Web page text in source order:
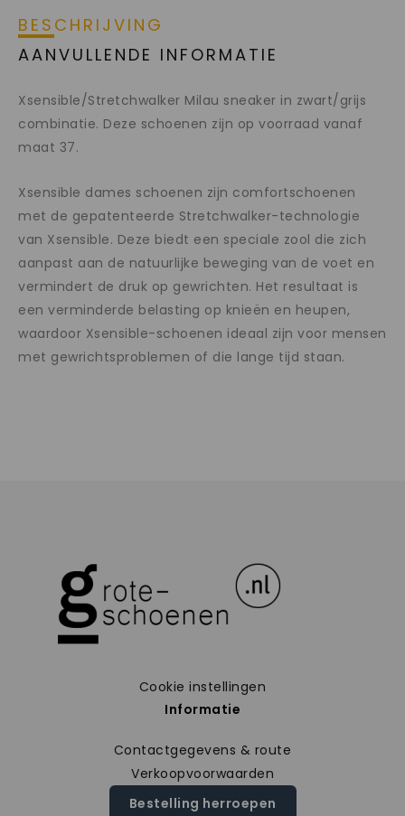
BESCHRIJVING
AANVULLENDE INFORMATIE
Xsensible/Stretchwalker Milau sneaker in zwart/grijs
combinatie. Deze schoenen zijn op voorraad vanaf
maat 37.
Xsensible dames schoenen zijn comfortschoenen
met de gepatenteerde Stretchwalker-technologie
van Xsensible. Deze biedt een speciale zool die zich
aanpast aan de natuurlijke beweging van de voet en
vermindert de druk op gewrichten. Het resultaat is
een verminderde belasting op knieën en heupen,
waardoor Xsensible-schoenen ideaal zijn voor mensen
met gewrichtsproblemen of die lange tijd staan.
Cookie instellingen
Informatie
Contactgegevens & route
Verkoopvoorwaarden
Bestelling herroepen